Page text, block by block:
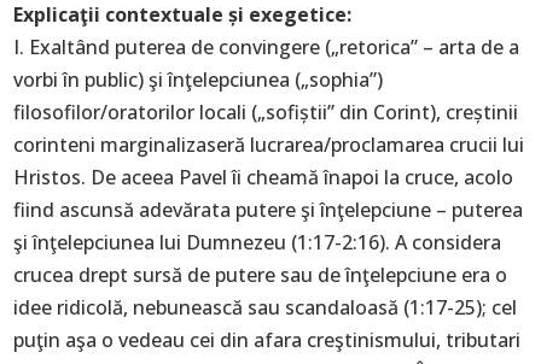
Explicaţii contextuale și exegetice:
I. Exaltând puterea de convingere („retorica” – arta de a
vorbi în public) şi înţelepciunea („sophia”)
filosofilor/oratorilor locali („sofiștii” din Corint), creștinii
corinteni marginalizaseră lucrarea/proclamarea crucii lui
Hristos. De aceea Pavel îi cheamă înapoi la cruce, acolo
fiind ascunsă adevărata putere şi înţelepciune – puterea
şi înţelepciunea lui Dumnezeu (1:17-2:16). A considera
crucea drept sursă de putere sau de înţelepciune era o
idee ridicolă, nebunească sau scandaloasă (1:17-25); cel
puţin aşa o vedeau cei din afara creştinismului, tributari